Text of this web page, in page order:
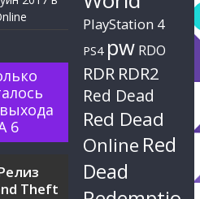
6
Theft
PlayStation 4
PS4 pw RDO
RDR RDR2
Red Dead
Red Dead
Online Red
Dead